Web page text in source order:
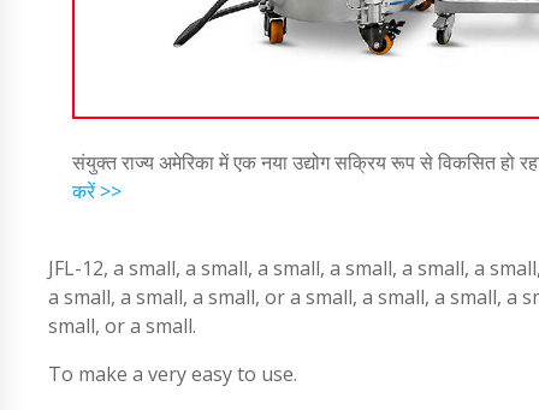
संयुक्त राज्य अमेरिका में एक नया उद्योग सक्रिय रूप से विकसित हो
करें >>
JFL-12, a small, a small, a small, a small, a small, a
a small, a small, a small, or a small, a small, a small, a
small, or a small.
To make a very easy to use.